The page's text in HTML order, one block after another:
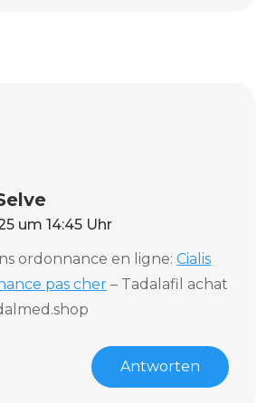
um 14:45 Uhr
ordonnance en ligne:Cialis
pas cher – Tadalafil achat
Antworten